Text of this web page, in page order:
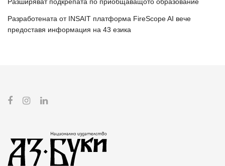
Разработената от INSAIT платформа FireScope AI вече
предоставя информация на 43 езика